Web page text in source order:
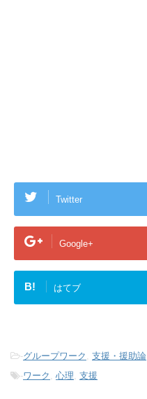
Twitter
Google+
B! はてブ
-グループワーク , 支援・援助論
-ワーク , 心理, 支援